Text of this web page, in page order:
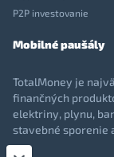
P2P investovanie
Mobilné paušály
TotalMoney je
finančných
elektriny, plynu,
stavebné sporenie